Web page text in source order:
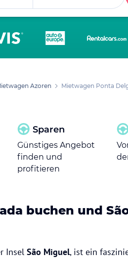
Azoren Mietwagen Ponta
Sparen
Günstiges Angebot
finden und
profitieren
buchen und
Insel São Miguel, ist ein